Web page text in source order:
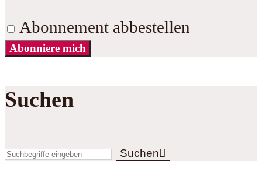
Abonnement abbestellen
Abonniere mich
Suchen
Suchen